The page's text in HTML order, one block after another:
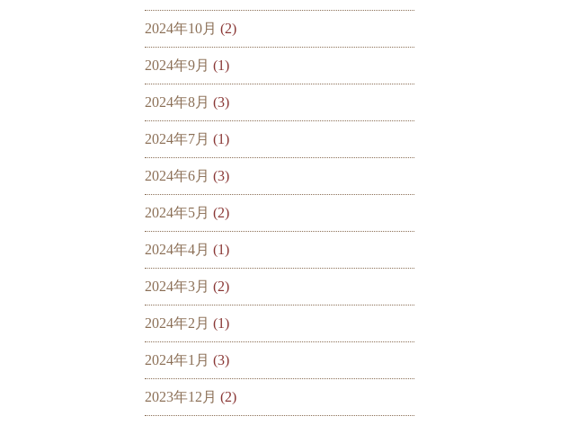
2024年10月 (2)
2024年9月 (1)
2024年8月 (3)
2024年7月 (1)
2024年6月 (3)
2024年5月 (2)
2024年4月 (1)
2024年3月 (2)
2024年2月 (1)
2024年1月 (3)
2023年12月 (2)